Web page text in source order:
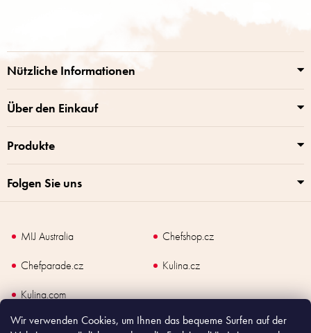
Wir verwenden Cookies, um Ihnen das bequeme Surfen auf der
l
e
Nützliche Informationen
Über den Einkauf
Produkte
Folgen Sie uns
MIJ Australia
Chefshop.cz
Chefparade.cz
Kulina.cz
Kulina.com